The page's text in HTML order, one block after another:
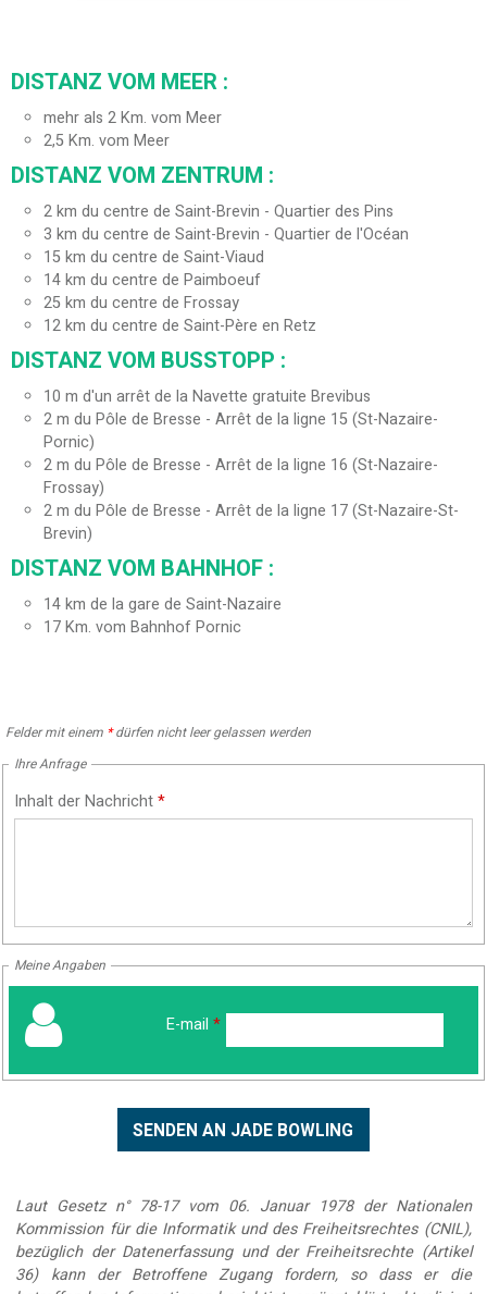
DISTANZ VOM MEER :
mehr als 2 Km. vom Meer
2,5Km. vom Meer
DISTANZ VOM ZENTRUM :
2km du centre de Saint-Brevin - Quartier des Pins
3 km du centre de Saint-Brevin - Quartier de l'Océan
15km du centre de Saint-Viaud
14km du centre de Paimboeuf
25km du centre de Frossay
12km du centre de Saint-Père en Retz
DISTANZ VOM BUSSTOPP :
10 m d'un arrêt de la Navette gratuite Brevibus
2m du Pôle de Bresse - Arrêt de la ligne 15 (St-Nazaire-
Pornic)
2m du Pôle de Bresse - Arrêt de la ligne 16 (St-Nazaire-
Frossay)
2m du Pôle de Bresse - Arrêt de la ligne 17 (St-Nazaire-St-
Brevin)
DISTANZ VOM BAHNHOF :
14km de la gare de Saint-Nazaire
17Km. vom Bahnhof Pornic
Felder mit einem *dürfen nicht leer gelassen werden
Ihre Anfrage
Inhalt der Nachricht*
Meine Angaben
E-mail *
Laut Gesetz n° 78-17 vom 06. Januar 1978 der Nationalen
Kommission für die Informatik und des Freiheitsrechtes (CNIL),
bezüglich der Datenerfassung und der Freiheitsrechte (Artikel
36) kann der Betroffene Zugang fordern, so dass er die